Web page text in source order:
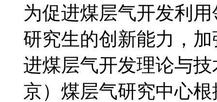
为促进煤层气开发利
研究生的创新能力，
进煤层气开发理论与
京）煤层气研究中心